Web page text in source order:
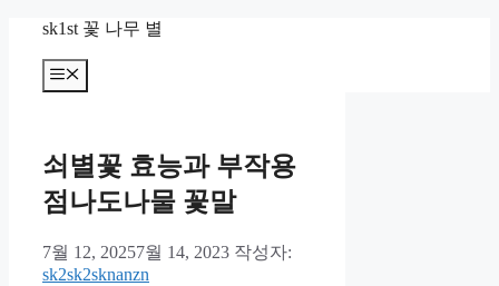
sk1st 꽃 나무 별
메
뉴
쇠별꽃 효능과 부작용
점나도나물 꽃말
7월 12, 20257월 14, 2023 작성자:
sk2sk2sknanzn